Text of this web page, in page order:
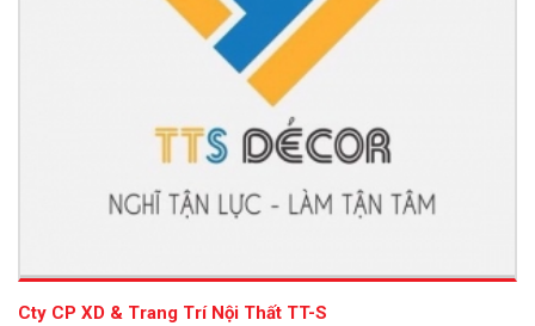
Cty CP XD & Trang Trí Nội Thất TT-S